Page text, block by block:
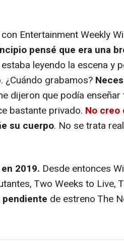
Entertainment Weekly
pensé que era una
leyendo la escena y
¿Cuándo grabamos?
dijeron que podía
bastante privado. No creo
su cuerpo. No se trata
2019. Desde entonces
Two Weeks to Live,
de estreno The